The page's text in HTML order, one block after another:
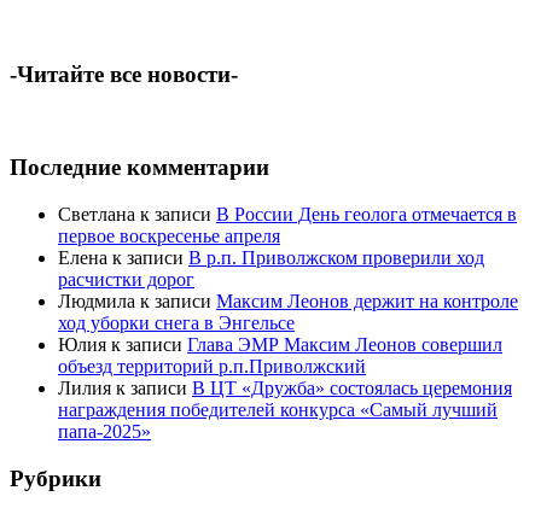
-Читайте все новости-
Последние комментарии
Светлана к записи В России День геолога отмечается в
первое воскресенье апреля
Елена к записи В р.п. Приволжском проверили ход
расчистки дорог
Людмила к записи Максим Леонов держит на контроле
ход уборки снега в Энгельсе
Юлия к записи Глава ЭМР Максим Леонов совершил
объезд территорий р.п.Приволжский
Лилия к записи В ЦТ «Дружба» состоялась церемония
награждения победителей конкурса «Самый лучший
папа-2025»
Рубрики